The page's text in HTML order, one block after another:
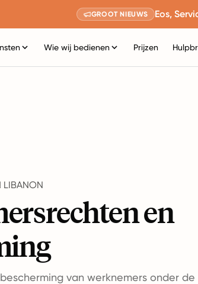
GROOT NIEUWS Eos,
Wie wij bedienen Prijzen
LIBANON
en
van werknemers onder de